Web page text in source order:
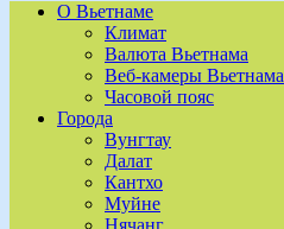
О Вьетнаме
Климат
Валюта Вьетнама
Веб-камеры Вьетнама
Часовой пояс
Города
Вунгтау
Далат
Кантхо
Муйне
Нячанг